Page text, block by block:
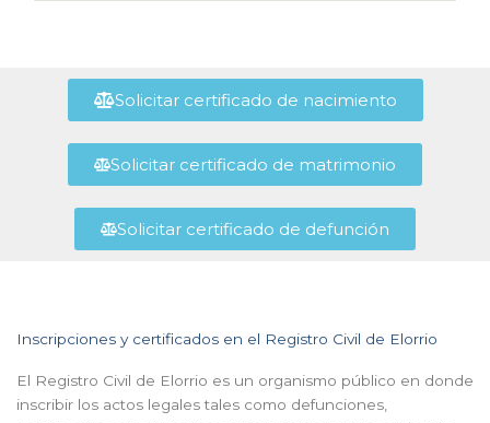
Solicitar certificado de nacimiento
Solicitar certificado de matrimonio
Solicitar certificado de defunción
Inscripciones y certificados en el Registro Civil de Elorrio
El Registro Civil de Elorrio es un organismo público en donde
inscribir los actos legales tales como defunciones,